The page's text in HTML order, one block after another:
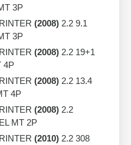
3P
(2008) 2.2 9.1
3P
(2008) 2.2 19+1
4P
(2008) 2.2 13.4
4P
(2008) 2.2
MT 2P
(2010) 2.2 308